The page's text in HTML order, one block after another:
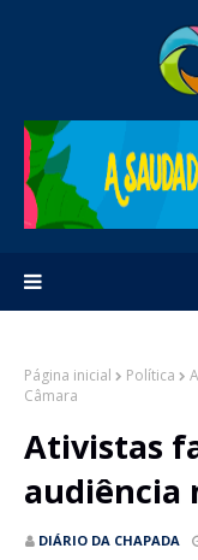
Página inicial Política
Câmara
Ativistas
audiência
DIÁRIO DA CHAPADA